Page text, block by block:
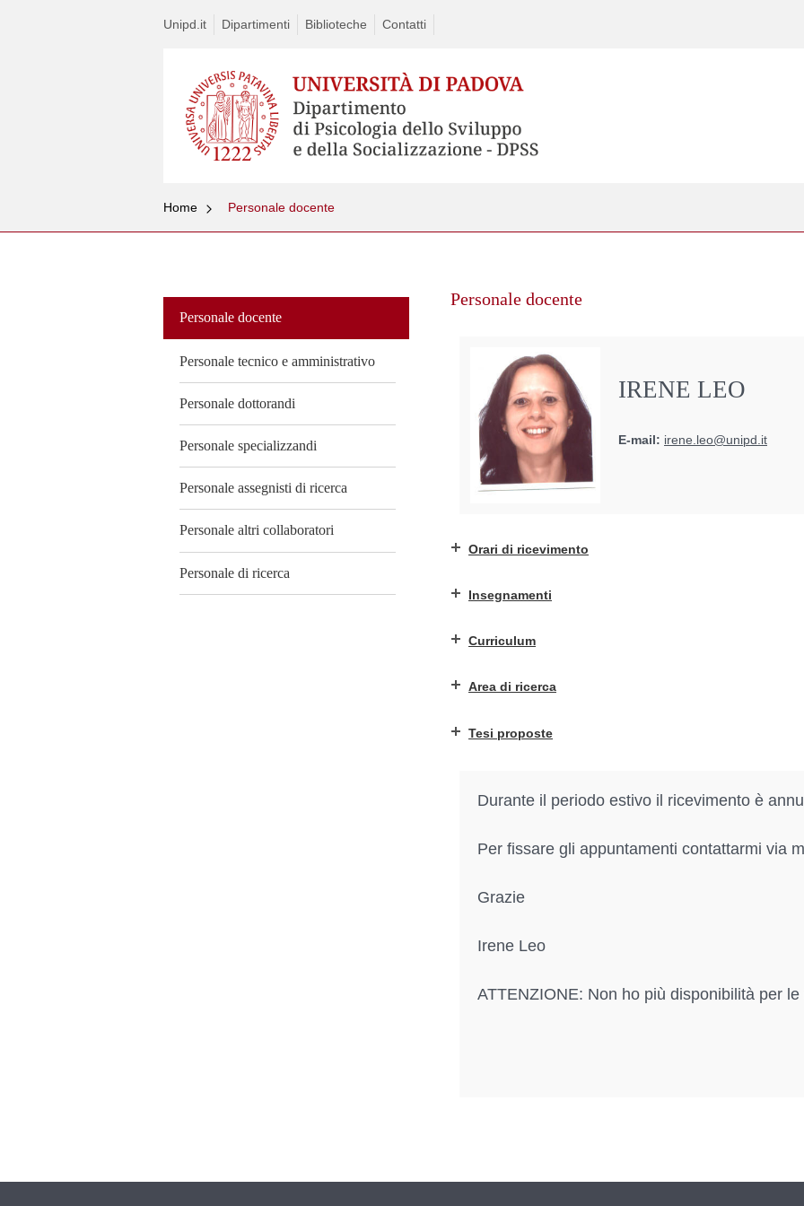
Unipd.it Dipartimenti Biblioteche Contatti
Home Personale docente
Personale docente
Personale tecnico e amministrativo
Personale dottorandi
Personale specializzandi
Personale assegnisti di ricerca
Personale altri collaboratori
Personale di ricerca
Personale docente
IRENE LEO
E-mail: irene.leo@unipd.it
Orari di ricevimento
Insegnamenti
Curriculum
Area di ricerca
Tesi proposte
Durante il periodo estivo il ricevimento è
Per fissare gli appuntamenti contattarmi via
Grazie
Irene Leo
ATTENZIONE: Non ho più disponibilità per